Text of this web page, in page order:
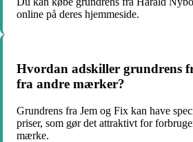
online på deres hjemmeside.
Hvordan adskiller grundrens
fra andre mærker?
Grundrens fra Jem og Fix kan have
priser, som gør det attraktivt for
mærke.